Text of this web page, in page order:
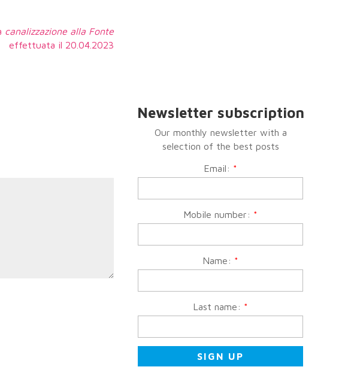
canalizzazione alla Fonte
effettuata il 20.04.2023
Newsletter subscription
Our monthly newsletter with a
selection of the best posts
Email: *
Mobile number: *
Name: *
Last name: *